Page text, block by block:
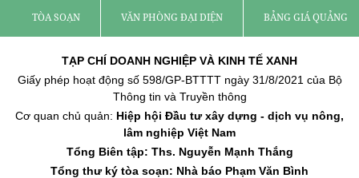
TÒA SOẠN VĂN PHÒNG ĐẠI DIỆN BẢNG GIÁ QUẢNG
TẠP CHÍ DOANH NGHIỆP VÀ KINH TẾ XANH
Giấy phép hoạt động số 598/GP-BTTTT ngày 31/8/2021 của Bộ
Thông tin và Truyền thông
Cơ quan chủ quản: Hiệp hội Đầu tư xây dựng - dịch vụ nông,
lâm nghiệp Việt Nam
Tổng Biên tập: Ths. Nguyễn Mạnh Thắng
Tổng thư ký tòa soạn: Nhà báo Phạm Văn Bình